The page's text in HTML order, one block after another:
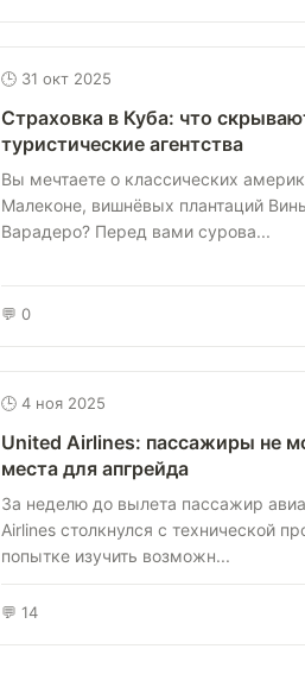
🕒 31 окт 2025
Страховка в Куба: что
туристические агентства
Вы мечтаете о классических
Малеконе, вишнёвых плантаций
Варадеро? Перед вами сурова...
💬 0
🕒 4 ноя 2025
United Airlines: пассажиры не
места для апгрейда
За неделю до вылета пассажир
Airlines столкнулся с технической
попытке изучить возможн...
💬 14